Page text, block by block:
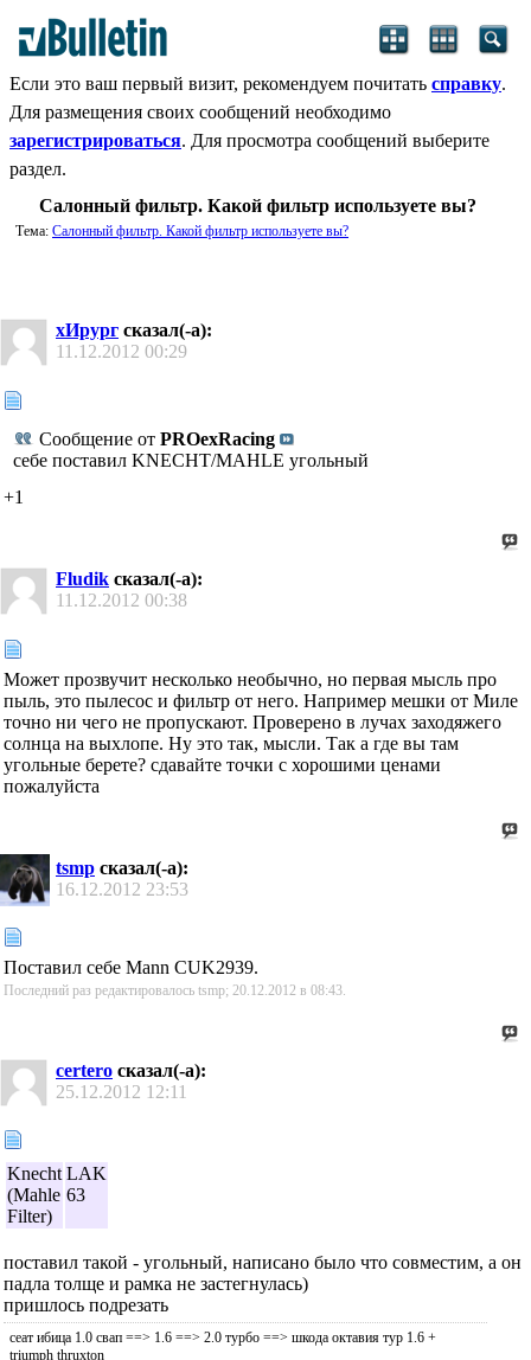
Если это ваш первый визит, рекомендуем почитать справку.
Для размещения своих сообщений необходимо
зарегистрироваться. Для просмотра сообщений выберите
раздел.
Салонный фильтр. Какой фильтр используете вы?
Тема: Салонный фильтр. Какой фильтр используете вы?
хИрург сказал(-а):
11.12.2012 00:29
Сообщение от PROexRacing
себе поставил KNECHT/MAHLE угольный
+1
Fludik сказал(-а):
11.12.2012 00:38
Может прозвучит несколько необычно, но первая мысль про
пыль, это пылесос и фильтр от него. Например мешки от Миле
точно ни чего не пропускают. Проверено в лучах заходяжего
солнца на выхлопе. Ну это так, мысли. Так а где вы там
угольные берете? сдавайте точки с хорошими ценами
пожалуйста
tsmp сказал(-а):
16.12.2012 23:53
Поставил себе Mann CUK2939.
Последний раз редактировалось tsmp; 20.12.2012 в 08:43.
certero сказал(-а):
25.12.2012 12:11
Knecht
(Mahle
Filter)
LAK
63
поставил такой - угольный, написано было что совместим, а он
падла толще и рамка не застегнулась)
пришлось подрезать
сеат ибица 1.0 свап ==> 1.6 ==> 2.0 турбо ==> шкода октавия тур 1.6 +
triumph thruxton